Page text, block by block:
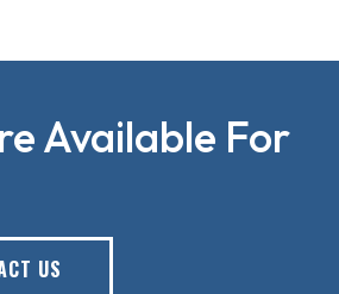
Available For
US